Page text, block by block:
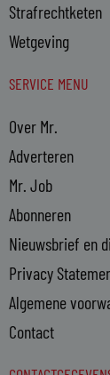
Strafrechtketen
Wetgeving
SERVICE MENU
Over Mr.
Adverteren
Mr. Job
Abonneren
Nieuwsbrief en
Privacy
Algemene
Contact